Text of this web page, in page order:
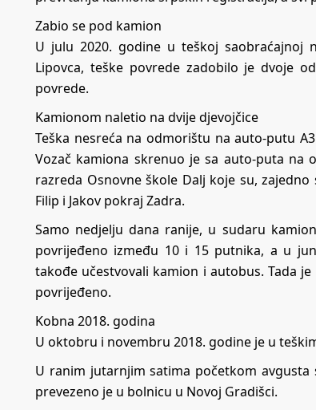
Zabio se pod kamion
U julu 2020. godine u teškoj saobraćajnoj
Lipovca, teške povrede zadobilo je dvoje
povrede.
Kamionom naletio na dvije djevojčice
Teška nesreća na odmorištu na auto-putu
Vozač kamiona skrenuo je sa auto-puta na
razreda Osnovne škole Dalj koje su,
Filip i Jakov pokraj Zadra.
Samo nedjelju dana ranije, u sudaru
povrijeđeno između 10 i 15 putnika, a u
takođe učestvovali kamion i autobus. Tada
povrijeđeno.
Kobna 2018. godina
U oktobru i novembru 2018. godine je u
U ranim jutarnjim satima početkom
prevezeno je u bolnicu u Novoj Gradišci.